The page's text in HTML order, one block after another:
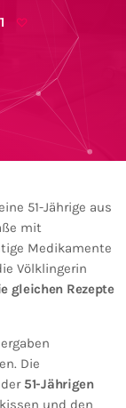
51-Jährige aus
mit
Medikamente
Völklingerin
gleichen Rezepte
Die
51-Jährigen
und den